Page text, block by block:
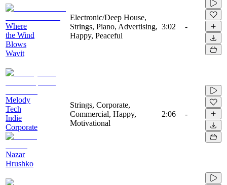
Where
the Wind
Blows
Wavit
Electronic/Deep House,
Strings, Piano, Advertising,
Happy, Peaceful
3:02 -
Melody
Tech
Indie
Corporate
Nazar
Hrushko
Strings, Corporate,
Commercial, Happy,
Motivational
2:06 -